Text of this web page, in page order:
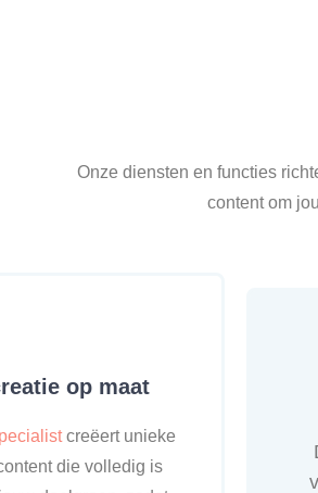
Onze diensten en functies
content om
op maat
creëert unieke
die volledig is